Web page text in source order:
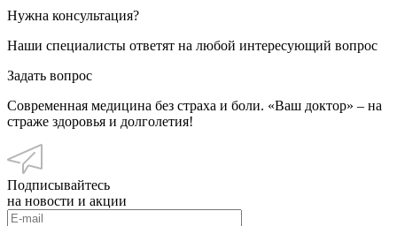
Нужна консультация?
Наши специалисты ответят на любой интересующий вопрос
Задать вопрос
Современная медицина без страха и боли. «Ваш доктор» – на
страже здоровья и долголетия!
Подписывайтесь
на новости и акции